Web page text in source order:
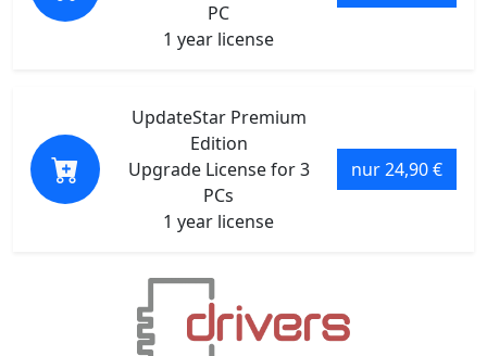
PC
1 year license
UpdateStar Premium
Edition
Upgrade License for 3
PCs
1 year license
nur 24,90 €